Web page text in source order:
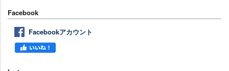
Facebook
Facebookアカウント